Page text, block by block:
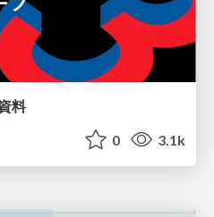
料
0 3.1k